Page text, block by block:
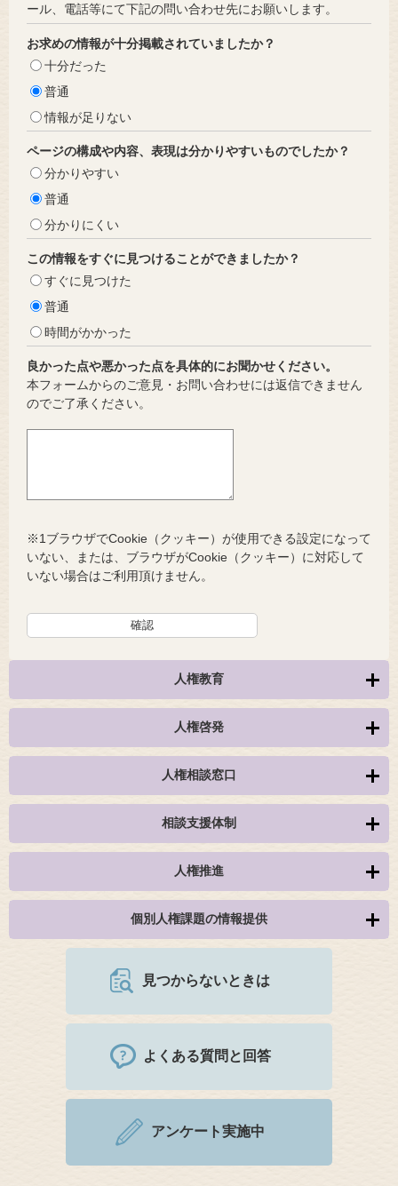
ール、電話等にて下記の問い合わせ先にお願いします。
お求めの情報が十分掲載されていましたか？
十分だった
普通
情報が足りない
ページの構成や内容、表現は分かりやすいものでしたか？
分かりやすい
普通
分かりにくい
この情報をすぐに見つけることができましたか？
すぐに見つけた
普通
時間がかかった
良かった点や悪かった点を具体的にお聞かせください。
本フォームからのご意見・お問い合わせには返信できません
のでご了承ください。
※1ブラウザでCookie（クッキー）が使用できる設定になって
いない、または、ブラウザがCookie（クッキー）に対応して
いない場合はご利用頂けません。
人権教育
人権啓発
人権相談窓口
相談支援体制
人権推進
個別人権課題の情報提供
見つからないときは
よくある質問と回答
アンケート実施中